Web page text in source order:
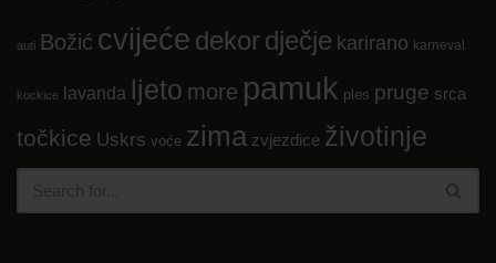
auti Božić cvijeće dekordječje karirano karneval
kockice lavanda ljeto more pamuk ples pruge srca
točkice Uskrs voće zima zvjezdice životinje